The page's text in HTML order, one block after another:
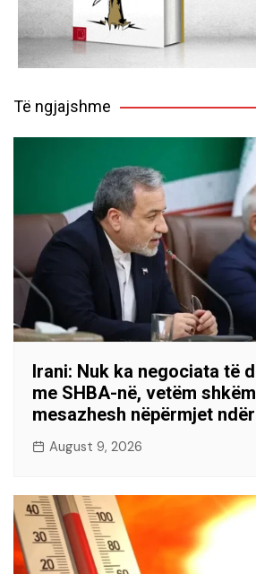
Të ngjajshme
Irani: Nuk ka negociata të
me SHBA-në, vetëm
mesazhesh nëpërmjet
August 9, 2026